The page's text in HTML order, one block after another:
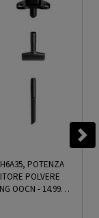
POTENZA
POLVERE
OOCN - 14.99%